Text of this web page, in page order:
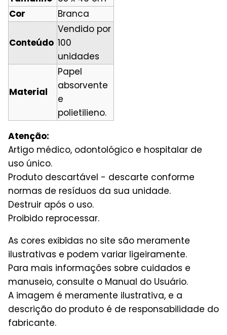
Cor
Branca
Conteúdo
Vendido por
100
unidades
Material
Papel
absorvente
e
polietilieno.
Atenção:
Artigo médico, odontológico e hospitalar de
uso único.
Produto descartável - descarte conforme
normas de resíduos da sua unidade.
Destruir após o uso.
Proibido reprocessar.
As cores exibidas no site são meramente
ilustrativas e podem variar ligeiramente.
Para mais informações sobre cuidados e
manuseio, consulte o Manual do Usuário.
A imagem é meramente ilustrativa, e a
descrição do produto é de responsabilidade do
fabricante.